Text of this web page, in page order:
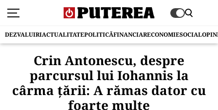
DEZVALUIRIACTUALITATEPOLITICĂFINANCIARECONOMIESOCIAL
Crin Antonescu, despre
parcursul lui Iohannis la
cârma țării: A rămas dator cu
foarte multe